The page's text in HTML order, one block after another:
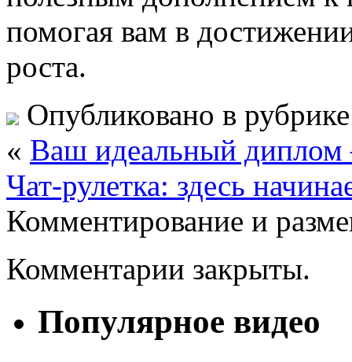
помогая вам в
роста.
Опубликовано в
« Ваш идеальный диплом
Чат-рулетка: здесь
Комментирование и
Комментарии закрыты.
Популярное видео